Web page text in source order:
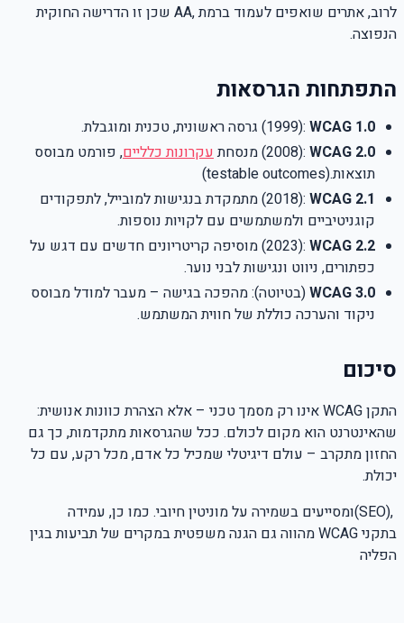
לרוב, אתרים שואפים לעמוד ברמתAA, שכן זו הדרישה החוקית
הנפוצה.
התפתחות הגרסאות
WCAG 1.0
(1999): גרסה ראשונית, טכנית ומוגבלת.
WCAG 2.0
(2008):מנסחתעקרונות כלליים, פורמט מבוסס
תוצאות(testable outcomes).
WCAG 2.1
(2018):מתמקדת בנגישות למובייל, לתפקודים
קוגניטיביים ולמשתמשים עם לקויות נוספות.
WCAG 2.2
(2023):מוסיפה קריטריונים חדשים עם דגש על
כפתורים, ניווט ונגישות לבני נוער.
WCAG 3.0(בטיוטה): מהפכה בגישה – מעבר למודל מבוסס
ניקוד והערכה כוללת של חווית המשתמש.
סיכום
התקןWCAGאינו רק מסמך טכני – אלא הצהרת כוונות אנושית:
שהאינטרנט הוא מקום לכולם. ככל שהגרסאות מתקדמות, כך גם
החזון מתקרב – עולם דיגיטלי שמכיל כל אדם, מכל רקע, עם כל
יכולת.
(SEO),ומסייעים בשמירה על מוניטין חיובי. כמו כן, עמידה
בתקניWCAGמהווה גם הגנה משפטית במקרים של תביעות בגין
הפליה